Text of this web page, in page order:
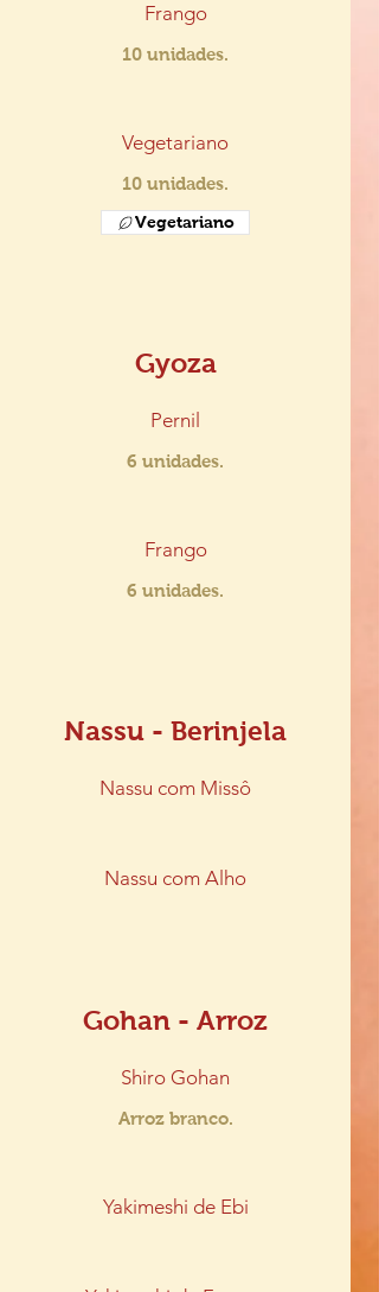
Frango
10 unidades.
Vegetariano
10 unidades.
Vegetariano
Gyoza
Pernil
6 unidades.
Frango
6 unidades.
Nassu - Berinjela
Nassu com Missô
Nassu com Alho
Gohan - Arroz
Shiro Gohan
Arroz branco.
Yakimeshi de Ebi